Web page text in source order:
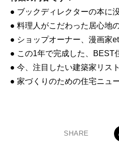
● ブックディレクターの本に
● 料理人がこだわった居心地
● ショップオーナー、漫画家
● この1年で完成した、BEST
● 今、注目したい建築家リスト
● 家づくりのための住宅ニュ
SHARE